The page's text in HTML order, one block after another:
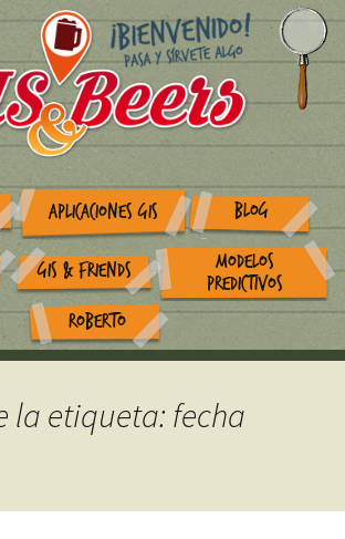
APLICACIONES GIS BLOG
GIS & FRIENDS
MODELOS
PREDICTIVOS
ROBERTO
la etiqueta: fecha